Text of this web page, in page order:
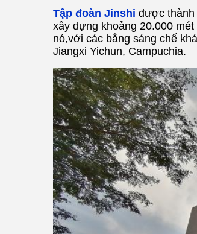
Tập đoàn Jinshi được thành
xây dựng khoảng 20.000
nó,với các bằng sáng chế
Jiangxi Yichun, Campuchia.